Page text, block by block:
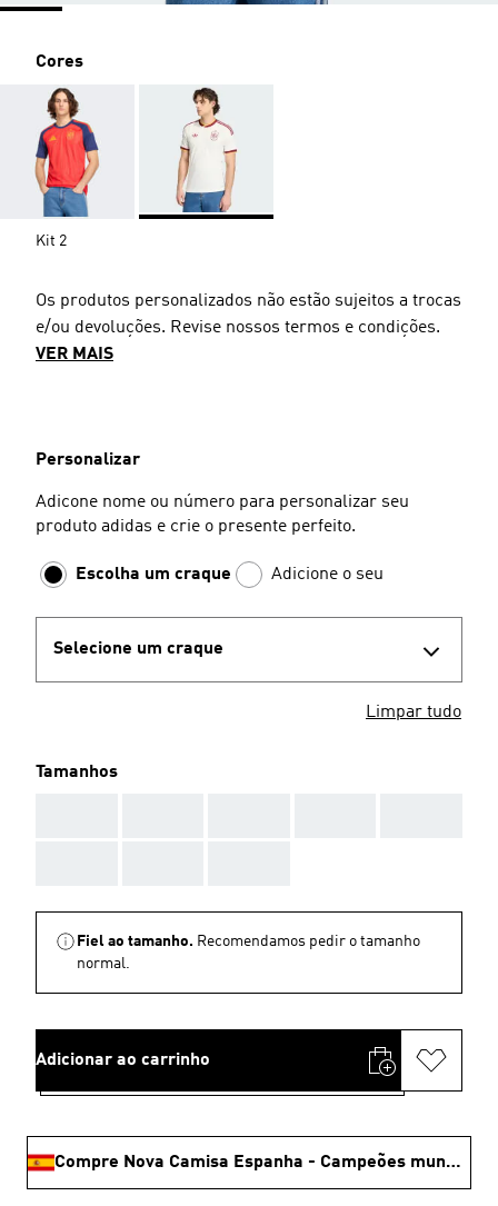
Cores
Kit 2
Os produtos personalizados não estão sujeitos a trocas
e/ou devoluções. Revise nossos termos e condições.
VER MAIS
Personalizar
Adicone nome ou número para personalizar seu
produto adidas e crie o presente perfeito.
Escolha um craque Adicione o seu
Selecione um craque
Limpar tudo
Tamanhos
Fiel ao tamanho. Recomendamos pedir o tamanho
normal.
Adicionar ao carrinho
Compre Nova Camisa Espanha - Campeões mundiais 🏆